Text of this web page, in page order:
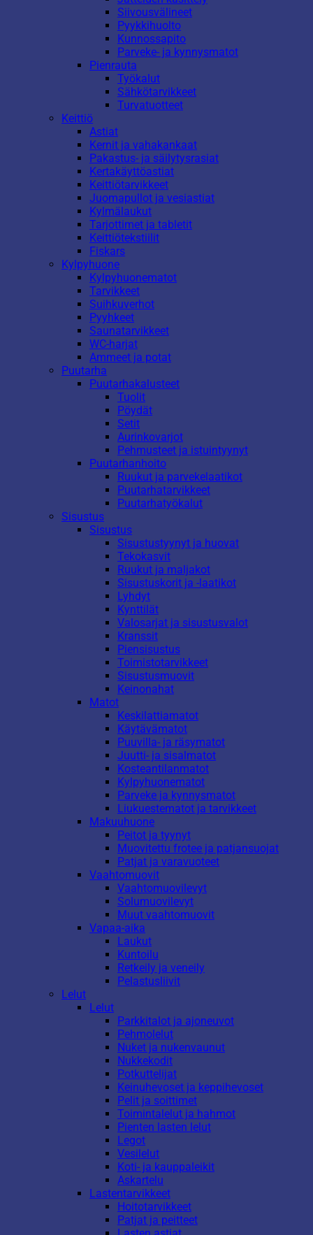
Siivousvälineet
Pyykkihuolto
Kunnossapito
Parveke- ja kynnysmatot
Pienrauta
Työkalut
Sähkötarvikkeet
Turvatuotteet
Keittiö
Astiat
Kernit ja vahakankaat
Pakastus- ja säilytysrasiat
Kertakäyttöastiat
Keittiötarvikkeet
Juomapullot ja vesiastiat
Kylmälaukut
Tarjottimet ja tabletit
Keittiötekstiilit
Fiskars
Kylpyhuone
Kylpyhuonematot
Tarvikkeet
Suihkuverhot
Pyyhkeet
Saunatarvikkeet
WC-harjat
Ammeet ja potat
Puutarha
Puutarhakalusteet
Tuolit
Pöydät
Setit
Aurinkovarjot
Pehmusteet ja istuintyynyt
Puutarhanhoito
Ruukut ja parvekelaatikot
Puutarhatarvikkeet
Puutarhatyökalut
Sisustus
Sisustus
Sisustustyynyt ja huovat
Tekokasvit
Ruukut ja maljakot
Sisustuskorit ja -laatikot
Lyhdyt
Kynttilät
Valosarjat ja sisustusvalot
Kranssit
Piensisustus
Toimistotarvikkeet
Sisustusmuovit
Keinonahat
Matot
Keskilattiamatot
Käytävämatot
Puuvilla- ja räsymatot
Juutti- ja sisalmatot
Kosteantilanmatot
Kylpyhuonematot
Parveke ja kynnysmatot
Liukuestematot ja tarvikkeet
Makuuhuone
Peitot ja tyynyt
Muovitettu frotee ja patjansuojat
Patjat ja varavuoteet
Vaahtomuovit
Vaahtomuovilevyt
Solumuovilevyt
Muut vaahtomuovit
Vapaa-aika
Laukut
Kuntoilu
Retkeily ja veneily
Pelastusliivit
Lelut
Lelut
Parkkitalot ja ajoneuvot
Pehmolelut
Nuket ja nukenvaunut
Nukkekodit
Potkuttelijat
Keinuhevoset ja keppihevoset
Pelit ja soittimet
Toimintalelut ja hahmot
Pienten lasten lelut
Legot
Vesilelut
Koti- ja kauppaleikit
Askartelu
Lastentarvikkeet
Hoitotarvikkeet
Patjat ja peitteet